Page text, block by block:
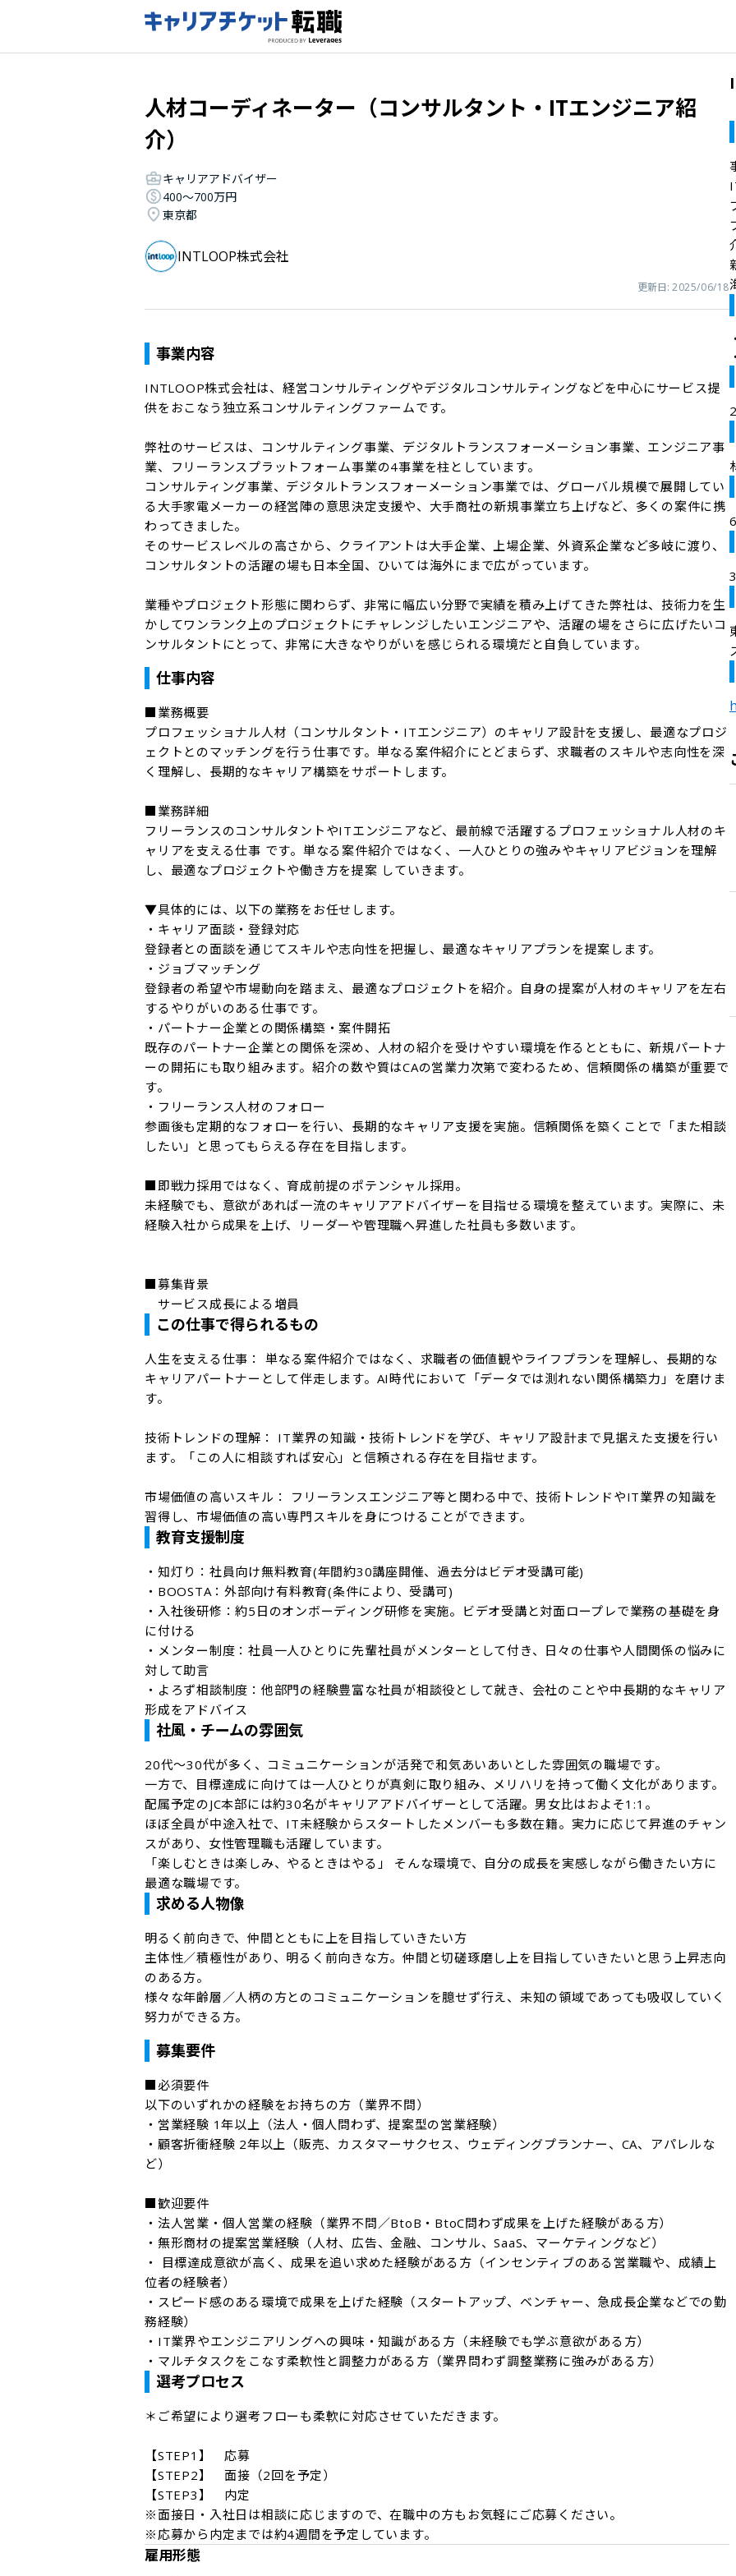
人材コーディネーター（コンサルタント・ITエンジニア紹
介）
キャリアアドバイザー
400〜700万円
東京都
INTLOOP株式会社
更新日: 2025/06/18
事業内容
INTLOOP株式会社は、経営コンサルティングやデジタルコンサルティングなどを中心にサービス提
供をおこなう独立系コンサルティングファームです。
弊社のサービスは、コンサルティング事業、デジタルトランスフォーメーション事業、エンジニア事
業、フリーランスプラットフォーム事業の4事業を柱としています。
コンサルティング事業、デジタルトランスフォーメーション事業では、グローバル規模で展開してい
る大手家電メーカーの経営陣の意思決定支援や、大手商社の新規事業立ち上げなど、多くの案件に携
わってきました。
そのサービスレベルの高さから、クライアントは大手企業、上場企業、外資系企業など多岐に渡り、
コンサルタントの活躍の場も日本全国、ひいては海外にまで広がっています。
業種やプロジェクト形態に関わらず、非常に幅広い分野で実績を積み上げてきた弊社は、技術力を生
かしてワンランク上のプロジェクトにチャレンジしたいエンジニアや、活躍の場をさらに広げたいコ
ンサルタントにとって、非常に大きなやりがいを感じられる環境だと自負しています。
仕事内容
■業務概要
プロフェッショナル人材（コンサルタント・ITエンジニア）のキャリア設計を支援し、最適なプロジ
ェクトとのマッチングを行う仕事です。単なる案件紹介にとどまらず、求職者のスキルや志向性を深
く理解し、長期的なキャリア構築をサポートします。
■業務詳細
フリーランスのコンサルタントやITエンジニアなど、最前線で活躍するプロフェッショナル人材のキ
ャリアを支える仕事 です。単なる案件紹介ではなく、一人ひとりの強みやキャリアビジョンを理解
し、最適なプロジェクトや働き方を提案 していきます。
▼具体的には、以下の業務をお任せします。
・キャリア面談・登録対応
登録者との面談を通じてスキルや志向性を把握し、最適なキャリアプランを提案します。
・ジョブマッチング
登録者の希望や市場動向を踏まえ、最適なプロジェクトを紹介。自身の提案が人材のキャリアを左右
するやりがいのある仕事です。
・パートナー企業との関係構築・案件開拓
既存のパートナー企業との関係を深め、人材の紹介を受けやすい環境を作るとともに、新規パートナ
ーの開拓にも取り組みます。紹介の数や質はCAの営業力次第で変わるため、信頼関係の構築が重要で
す。
・フリーランス人材のフォロー
参画後も定期的なフォローを行い、長期的なキャリア支援を実施。信頼関係を築くことで「また相談
したい」と思ってもらえる存在を目指します。
■即戦力採用ではなく、育成前提のポテンシャル採用。
未経験でも、意欲があれば一流のキャリアアドバイザーを目指せる環境を整えています。実際に、未
経験入社から成果を上げ、リーダーや管理職へ昇進した社員も多数います。
■募集背景
サービス成長による増員
この仕事で得られるもの
人生を支える仕事： 単なる案件紹介ではなく、求職者の価値観やライフプランを理解し、長期的な
キャリアパートナーとして伴走します。AI時代において「データでは測れない関係構築力」を磨けま
す。
技術トレンドの理解： IT業界の知識・技術トレンドを学び、キャリア設計まで見据えた支援を行い
ます。「この人に相談すれば安心」と信頼される存在を目指せます。
市場価値の高いスキル： フリーランスエンジニア等と関わる中で、技術トレンドやIT業界の知識を
習得し、市場価値の高い専門スキルを身につけることができます。
教育支援制度
・知灯り：社員向け無料教育(年間約30講座開催、過去分はビデオ受講可能)
・BOOSTA：外部向け有料教育(条件により、受講可)
・入社後研修：約5日のオンボーディング研修を実施。ビデオ受講と対面ロープレで業務の基礎を身
に付ける
・メンター制度：社員一人ひとりに先輩社員がメンターとして付き、日々の仕事や人間関係の悩みに
対して助言
・よろず相談制度：他部門の経験豊富な社員が相談役として就き、会社のことや中長期的なキャリア
形成をアドバイス
社風・チームの雰囲気
20代～30代が多く、コミュニケーションが活発で和気あいあいとした雰囲気の職場です。
一方で、目標達成に向けては一人ひとりが真剣に取り組み、メリハリを持って働く文化があります。
配属予定のJC本部には約30名がキャリアアドバイザーとして活躍。男女比はおよそ1:1。
ほぼ全員が中途入社で、IT未経験からスタートしたメンバーも多数在籍。実力に応じて昇進のチャン
スがあり、女性管理職も活躍しています。
「楽しむときは楽しみ、やるときはやる」 そんな環境で、自分の成長を実感しながら働きたい方に
最適な職場です。
求める人物像
明るく前向きで、仲間とともに上を目指していきたい方
主体性／積極性があり、明るく前向きな方。仲間と切磋琢磨し上を目指していきたいと思う上昇志向
のある方。
様々な年齢層／人柄の方とのコミュニケーションを臆せず行え、未知の領域であっても吸収していく
努力ができる方。
募集要件
■必須要件
以下のいずれかの経験をお持ちの方（業界不問）
・営業経験 1年以上（法人・個人問わず、提案型の営業経験）
・顧客折衝経験 2年以上（販売、カスタマーサクセス、ウェディングプランナー、CA、アパレルな
ど）
■歓迎要件
・法人営業・個人営業の経験（業界不問／BtoB・BtoC問わず成果を上げた経験がある方）
・無形商材の提案営業経験（人材、広告、金融、コンサル、SaaS、マーケティングなど）
・ 目標達成意欲が高く、成果を追い求めた経験がある方（インセンティブのある営業職や、成績上
位者の経験者）
・スピード感のある環境で成果を上げた経験（スタートアップ、ベンチャー、急成長企業などでの勤
務経験）
・IT業界やエンジニアリングへの興味・知識がある方（未経験でも学ぶ意欲がある方）
・マルチタスクをこなす柔軟性と調整力がある方（業界問わず調整業務に強みがある方）
選考プロセス
＊ご希望により選考フローも柔軟に対応させていただきます。
【STEP1】　応募
【STEP2】　面接（2回を予定）
【STEP3】　内定
※面接日・入社日は相談に応じますので、在職中の方もお気軽にご応募ください。
雇用形態